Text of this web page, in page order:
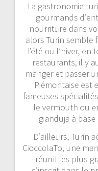
La gastronomie
gourmands
nourriture dans
alors Turin semble
l’été ou l’hiver, en
restaurants, il y
manger et passer
Piémontaise est
fameuses
le vermouth ou
gianduja à
D’ailleurs, Turin
CioccolaTo, une
réunit les plus